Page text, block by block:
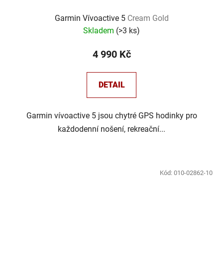
Garmin Vívoactive 5 Cream Gold
Skladem (>3 ks)
4 990 Kč
DETAIL
Garmin vívoactive 5 jsou chytré GPS hodinky pro
každodenní nošení, rekreační...
Kód: 010-02862-10